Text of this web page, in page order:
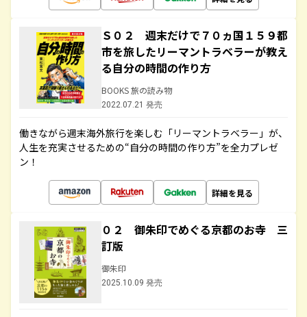
Ｓ０２ 週末だけで７０ヵ国１５９都
市を旅したリーマントラベラーが教え
る自分の時間の作り方
BOOKS 旅の読み物
2022.07.21 発売
働きながら週末海外旅行を楽しむ「リーマントラベラー」が、
人生を充実させるための“自分の時間の作り方”を全力プレゼ
ン！
詳細を見る
０２ 御朱印でめぐる京都のお寺 三
訂版
御朱印
2025.10.09 発売